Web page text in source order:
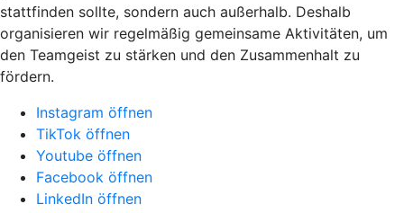
stattfinden sollte, sondern auch außerhalb. Deshalb
organisieren wir regelmäßig gemeinsame Aktivitäten, um
den Teamgeist zu stärken und den Zusammenhalt zu
fördern.
Instagram öffnen
TikTok öffnen
Youtube öffnen
Facebook öffnen
LinkedIn öffnen